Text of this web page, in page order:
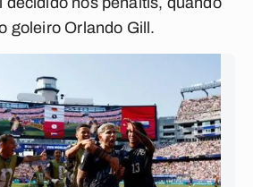
goleiro Orlando Gill.